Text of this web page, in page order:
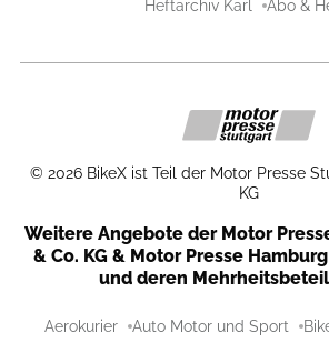
Heftarchiv Karl Abo &
© 2026 BikeX ist Teil der Motor Presse
KG
Weitere Angebote der Motor
& Co. KG & Motor Presse
und deren
Aerokurier Auto Motor und Sport